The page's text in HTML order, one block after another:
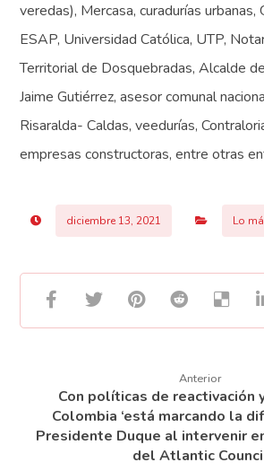
veredas), Mercasa, curadurías urbanas,
ESAP, Universidad Católica, UTP,
Territorial de Dosquebradas, Alcalde
Jaime Gutiérrez, asesor comunal
Risaralda- Caldas, veedurías,
empresas constructoras, entre otras
diciembre 13, 2021 Lo
Anterior
Con políticas de reactivación
Colombia ‘está marcando la
Presidente Duque al intervenir
del Atlantic